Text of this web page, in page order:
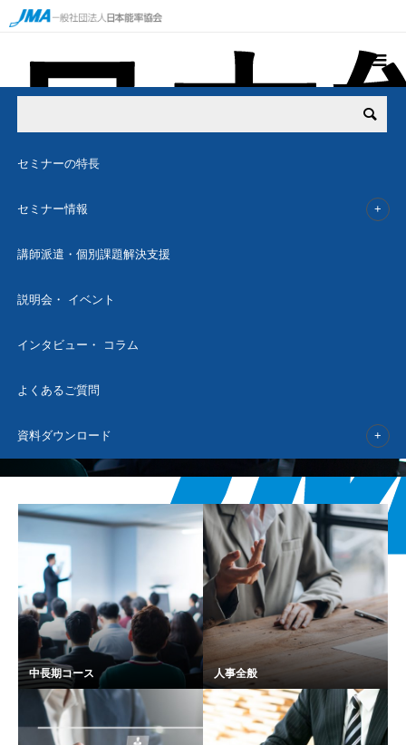
セミナーの特⻑
セミナー情報
講師派遣・個別課題解決支援
説明会・ イベント
インタビュー・ コラム
よくあるご質問
資料ダウンロード
セミナー情報
公開セミナーのご紹介
中長期コース 人事全般